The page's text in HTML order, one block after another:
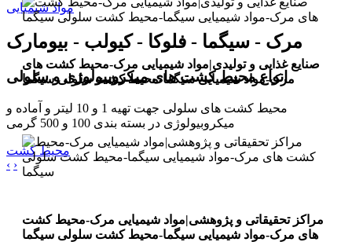
مواد شیمیایی
مرک - سیگما - فلوکا - کیولب - بیومارک
انواع محیط کشت های میکروبیولوژی و سلولی
محیط کشت های سلولی جهت تهیه 1 و 10 لیتر و آماده و
میکروبیولوژی در بسته بندی 100 و 500 گرمی
محیط کشت
‹ ›
صنایع غذایی و تولیدی|مواد شیمیایی مرک-محیط کشت های
مرک-مواد شیمیایی سیگما-محیط کشت سلولی سیگما
مراکز تحقیقاتی و پژوهشی|مواد شیمیایی مرک-محیط کشت
های مرک-مواد شیمیایی سیگما-محیط کشت سلولی سیگما